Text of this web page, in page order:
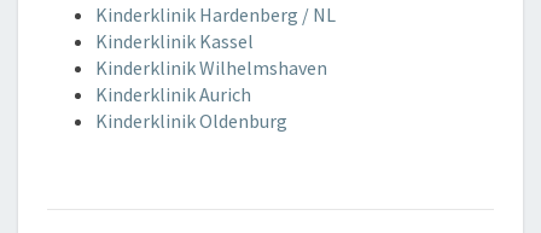
Kinderklinik Hardenberg / NL
Kinderklinik Kassel
Kinderklinik Wilhelmshaven
Kinderklinik Aurich
Kinderklinik Oldenburg